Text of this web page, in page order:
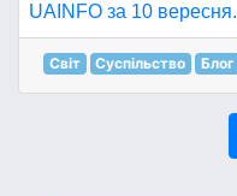
UAINFO за 10 вересня.
Світ Суспільство Блог